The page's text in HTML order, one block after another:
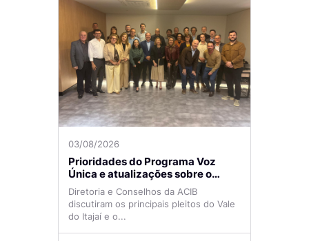
03/08/2026
Prioridades do Programa Voz
Única e atualizações sobre o
Aeroporto de Navegantes são
temas de reunião na ACIB
Diretoria e Conselhos da ACIB
discutiram os principais pleitos do Vale
do Itajaí e o...